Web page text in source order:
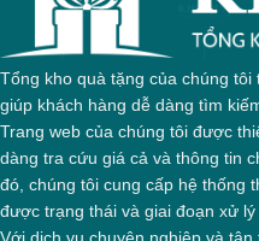
Tổng kho quà tặng của chúng
giúp khách hàng dễ dàng tìm
Trang web của chúng tôi được
dàng tra cứu giá cả và thông tin
đó, chúng tôi cung cấp hệ thống
được trạng thái và giai đoạn xử